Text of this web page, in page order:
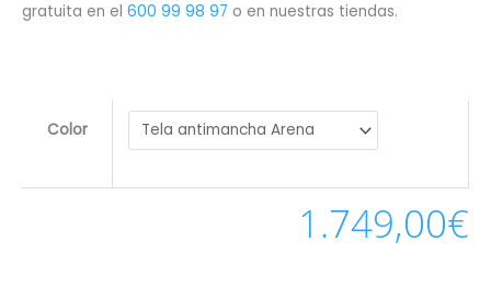
gratuita en el 600 99 98 97 o en nuestras tiendas.
Color
1.749,00€